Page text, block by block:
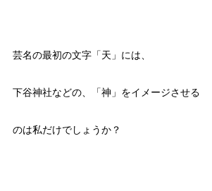
芸名の最初の文字「天」には、
下谷神社などの、「神」をイメージさせる
のは私だけでしょうか？